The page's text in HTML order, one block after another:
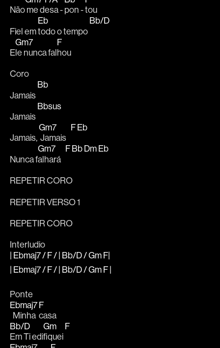
Não me desa - pon - tou
Fiel em
Eb
todo o tempo
Bb/D
E
Gm7
le nunca fal
F
hou
Coro
Jamais
Bb
Jamais
Bbsus
Jamais,
Gm7
Jamais
FEb
Nunca f
Gm7
alhará
FBbDmEb
REPETIR CORO
REPETIR VERSO 1
REPETIR CORO
Interludio
| Ebmaj7 / F / | Bb/D / Gm F|
| Ebmaj7 / F / | Bb/D / Gm F |
Ponte
Ebmaj7
  Minha
F
casa
Bb/D
Em Ti edi
Gm
fiquei
F